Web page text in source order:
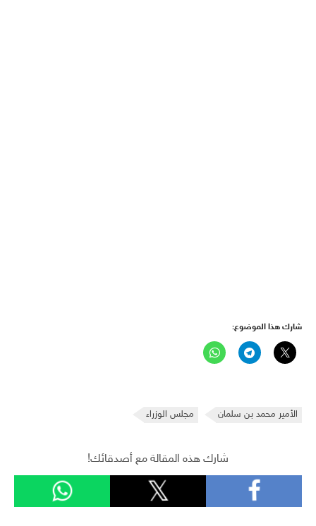
شارك هذا الموضوع:
الأمير محمد بن سلمان مجلس الوزراء
شارك هذه المقالة مع أصدقائك!